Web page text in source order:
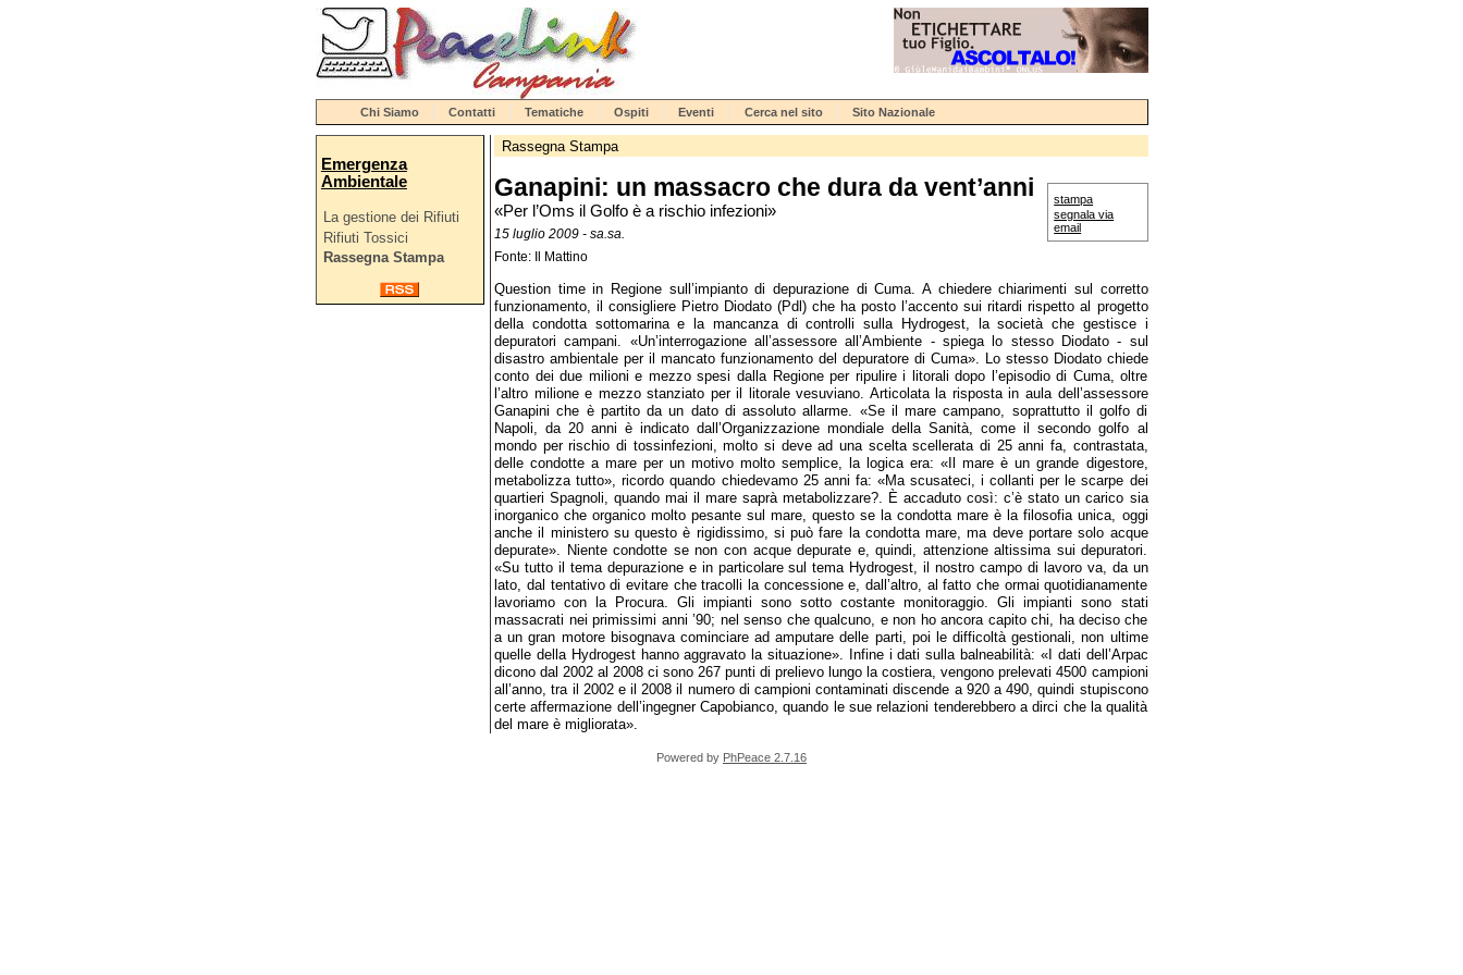
Chi Siamo Contatti Tematiche Ospiti Eventi Cerca nel sito Sito Nazionale
Emergenza
Ambientale
La gestione dei Rifiuti
Rifiuti Tossici
Rassegna Stampa
Rassegna Stampa
stampa
segnala via
email
Ganapini: un massacro che dura da vent’anni
«Per l’Oms il Golfo è a rischio infezioni»
15 luglio 2009 - sa.sa.
Fonte: Il Mattino
Question time in Regione sull’impianto di depurazione di Cuma. A chiedere chiarimenti sul corretto
funzionamento, il consigliere Pietro Diodato (Pdl) che ha posto l’accento sui ritardi rispetto al progetto
della condotta sottomarina e la mancanza di controlli sulla Hydrogest, la società che gestisce i
depuratori campani. «Un’interrogazione all’assessore all’Ambiente - spiega lo stesso Diodato - sul
disastro ambientale per il mancato funzionamento del depuratore di Cuma». Lo stesso Diodato chiede
conto dei due milioni e mezzo spesi dalla Regione per ripulire i litorali dopo l’episodio di Cuma, oltre
l’altro milione e mezzo stanziato per il litorale vesuviano. Articolata la risposta in aula dell’assessore
Ganapini che è partito da un dato di assoluto allarme. «Se il mare campano, soprattutto il golfo di
Napoli, da 20 anni è indicato dall’Organizzazione mondiale della Sanità, come il secondo golfo al
mondo per rischio di tossinfezioni, molto si deve ad una scelta scellerata di 25 anni fa, contrastata,
delle condotte a mare per un motivo molto semplice, la logica era: «Il mare è un grande digestore,
metabolizza tutto», ricordo quando chiedevamo 25 anni fa: «Ma scusateci, i collanti per le scarpe dei
quartieri Spagnoli, quando mai il mare saprà metabolizzare?. È accaduto così: c’è stato un carico sia
inorganico che organico molto pesante sul mare, questo se la condotta mare è la filosofia unica, oggi
anche il ministero su questo è rigidissimo, si può fare la condotta mare, ma deve portare solo acque
depurate». Niente condotte se non con acque depurate e, quindi, attenzione altissima sui depuratori.
«Su tutto il tema depurazione e in particolare sul tema Hydrogest, il nostro campo di lavoro va, da un
lato, dal tentativo di evitare che tracolli la concessione e, dall’altro, al fatto che ormai quotidianamente
lavoriamo con la Procura. Gli impianti sono sotto costante monitoraggio. Gli impianti sono stati
massacrati nei primissimi anni ’90; nel senso che qualcuno, e non ho ancora capito chi, ha deciso che
a un gran motore bisognava cominciare ad amputare delle parti, poi le difficoltà gestionali, non ultime
quelle della Hydrogest hanno aggravato la situazione». Infine i dati sulla balneabilità: «I dati dell’Arpac
dicono dal 2002 al 2008 ci sono 267 punti di prelievo lungo la costiera, vengono prelevati 4500 campioni
all’anno, tra il 2002 e il 2008 il numero di campioni contaminati discende a 920 a 490, quindi stupiscono
certe affermazione dell’ingegner Capobianco, quando le sue relazioni tenderebbero a dirci che la qualità
del mare è migliorata».
Powered by PhPeace 2.7.16